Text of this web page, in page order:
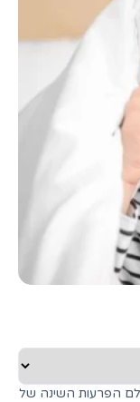
הפרעות השינה של